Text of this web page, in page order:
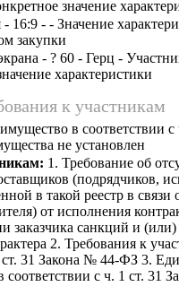
значение
16:9 - - Значение
закупки
- ? 60 - Герц -
характеристики
к участникам
в соответствии
не установлен
1. Требование об
(подрядчиков,
в такой реестр в связи
от исполнения
заказчика санкций и
2. Требования к
ст. 31 Закона № 44-ФЗ 3.
соответствии с ч. 1 ст. 31